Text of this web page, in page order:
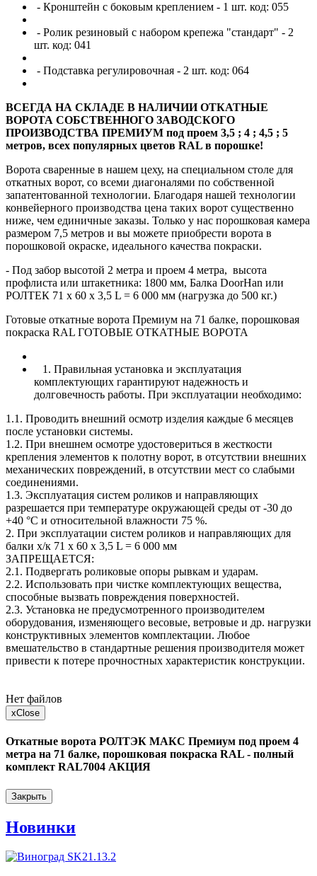
- Кронштейн с боковым креплением - 1 шт. код: 055
- Ролик резиновый с набором крепежа "стандарт" - 2
шт. код: 041
- Подставка регулировочная - 2 шт. код: 064
ВСЕГДА НА СКЛАДЕ В НАЛИЧИИ ОТКАТНЫЕ
ВОРОТА СОБСТВЕННОГО ЗАВОДСКОГО
ПРОИЗВОДСТВА ПРЕМИУМ под проем 3,5 ; 4 ; 4,5 ; 5
метров, всех популярных цветов RAL в порошке!
Ворота сваренные в нашем цеху, на специальном столе для
откатных ворот, со всеми диагоналями по собственной
запатентованной технологии. Благодаря нашей технологии
конвейерного производства цена таких ворот существенно
ниже, чем единичные заказы. Только у нас порошковая камера
размером 7,5 метров и вы можете приобрести ворота в
порошковой окраске, идеального качества покраски.
- Под забор высотой 2 метра и проем 4 метра, высота
профлиста или штакетника: 1800 мм, Балка DoorHan или
РОЛТЕК 71 х 60 х 3,5 L = 6 000 мм (нагрузка до 500 кг.)
Готовые откатные ворота Премиум на 71 балке, порошковая
покраска RAL ГОТОВЫЕ ОТКАТНЫЕ ВОРОТА
1. Правильная установка и эксплуатация
комплектующих гарантируют надежность и
долговечность работы. При эксплуатации необходимо:
1.1. Проводить внешний осмотр изделия каждые 6 месяцев
после установки системы.
1.2. При внешнем осмотре удостовериться в жесткости
крепления элементов к полотну ворот, в отсутствии внешних
механических повреждений, в отсутствии мест со слабыми
соединениями.
1.3. Эксплуатация систем роликов и направляющих
разрешается при температуре окружающей среды от -30 до
+40 °С и относительной влажности 75 %.
2. При эксплуатации систем роликов и направляющих для
балки х/к 71 х 60 х 3,5 L = 6 000 мм
ЗАПРЕЩАЕТСЯ:
2.1. Подвергать роликовые опоры рывкам и ударам.
2.2. Использовать при чистке комплектующих вещества,
способные вызвать повреждения поверхностей.
2.3. Установка не предусмотренного производителем
оборудования, изменяющего весовые, ветровые и др. нагрузки
конструктивных элементов комплектации. Любое
вмешательство в стандартные решения производителя может
привести к потере прочностных характеристик конструкции.
Нет файлов
xClose
Откатные ворота РОЛТЭК МАКС Премиум под проем 4
метра на 71 балке, порошковая покраска RAL - полный
комплект RAL7004 АКЦИЯ
Закрыть
Новинки